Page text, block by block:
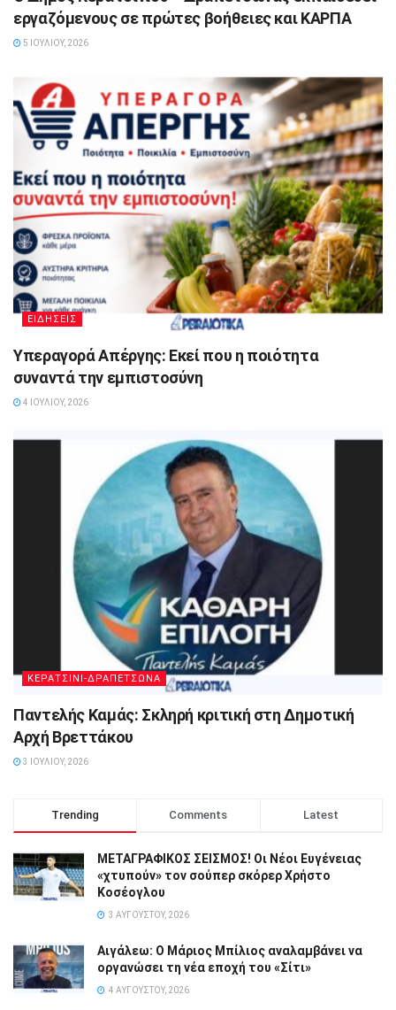
εργαζόμενους σε πρώτες βοήθειες και ΚΑΡΠΑ
5 ΙΟΥΛΊΟΥ, 2026
ΕΙΔΗΣΕΙΣ
Υπεραγορά Απέργης: Εκεί που η ποιότητα
συναντά την εμπιστοσύνη
4 ΙΟΥΛΊΟΥ, 2026
ΚΕΡΑΤΣΙΝΙ-ΔΡΑΠΕΤΣΩΝΑ
Παντελής Καμάς: Σκληρή κριτική στη Δημοτική
Αρχή Βρεττάκου
3 ΙΟΥΛΊΟΥ, 2026
Trending Comments Latest
ΜΕΤΑΓΡΑΦΙΚΟΣ ΣΕΙΣΜΟΣ! Οι Νέοι Ευγένειας
«χτυπούν» τον σούπερ σκόρερ Χρήστο
Κοσέογλου
3 ΑΥΓΟΎΣΤΟΥ, 2026
Αιγάλεω: Ο Μάριος Μπίλιος αναλαμβάνει να
οργανώσει τη νέα εποχή του «Σίτι»
4 ΑΥΓΟΎΣΤΟΥ, 2026